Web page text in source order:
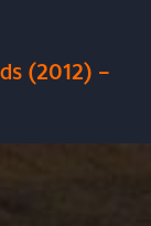
(2012) –